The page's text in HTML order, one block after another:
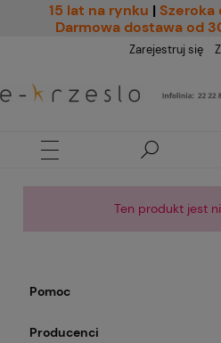
15 lat na rynku |
Darmowa dostawa od
Zarejestruj się
Ten produkt jest
Pomoc
Producenci